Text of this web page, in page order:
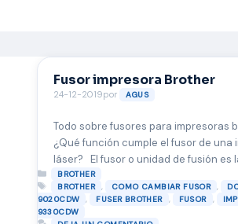
Fusor impresora Brother
24-12-2019por AGUS
Todo sobre fusores para impresoras
¿Qué función cumple el fusor de una
láser? El fusor o unidad de fusión es
las impresora láser que se encarga
en el papel mediante la aplicación de
Los fusores en un principio consistían
Categorías
BROTHER
Etiquetas
BROTHER , COMO CAMBIAR FUSOR ,
9020CDW
, FUSER BROTHER , FUSOR ,
9330CDW